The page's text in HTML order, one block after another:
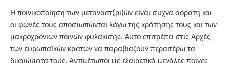
Η ποινικοποίηση των μεταναστ(ρι)ών είναι συχνά αόρατη και
οι φωνές τους αποσιωπώνται λόγω της κράτησης τους και των
μακροχρόνιων ποινών φυλάκισης. Αυτό επιτρέπει στις Αρχές
των ευρωπαϊκών κρατών να παραβιάζουν περαιτέρω τα
δικαιώματά τους. Αντιμέτωποι με εξαιρετικά μεγάλες ποινές